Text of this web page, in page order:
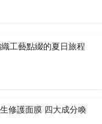
工藝點綴的夏日旅程
修護面膜 四大成分喚